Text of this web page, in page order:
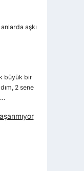
aşkı
büyük bir
2 sene